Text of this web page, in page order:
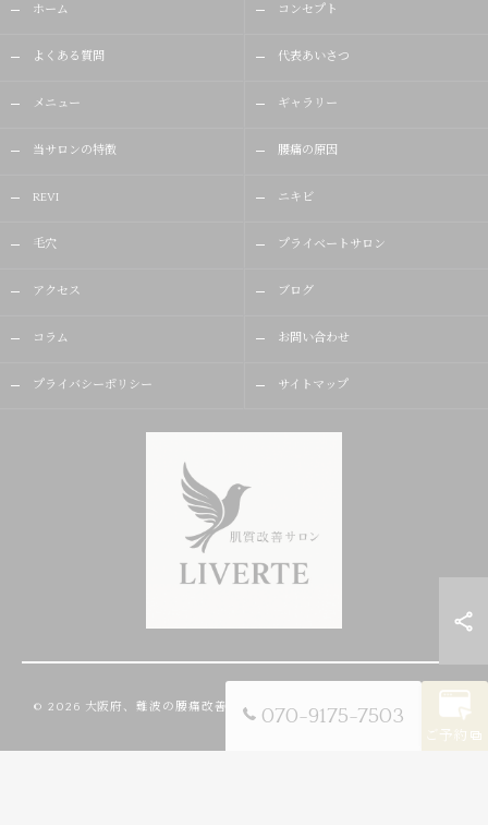
070-9175-7503
ご予約
ホーム コンセプト
よくある質問 代表あいさつ
メニュー ギャラリー
当サロンの特徴 腰痛の原因
REVI ニキビ
毛穴 プライベートサロン
アクセス ブログ
コラム お問い合わせ
プライバシーポリシー サイトマップ
© 2026 大阪府、難波の腰痛改善ならLIVERTE ALL RIGHTS RESERVED.